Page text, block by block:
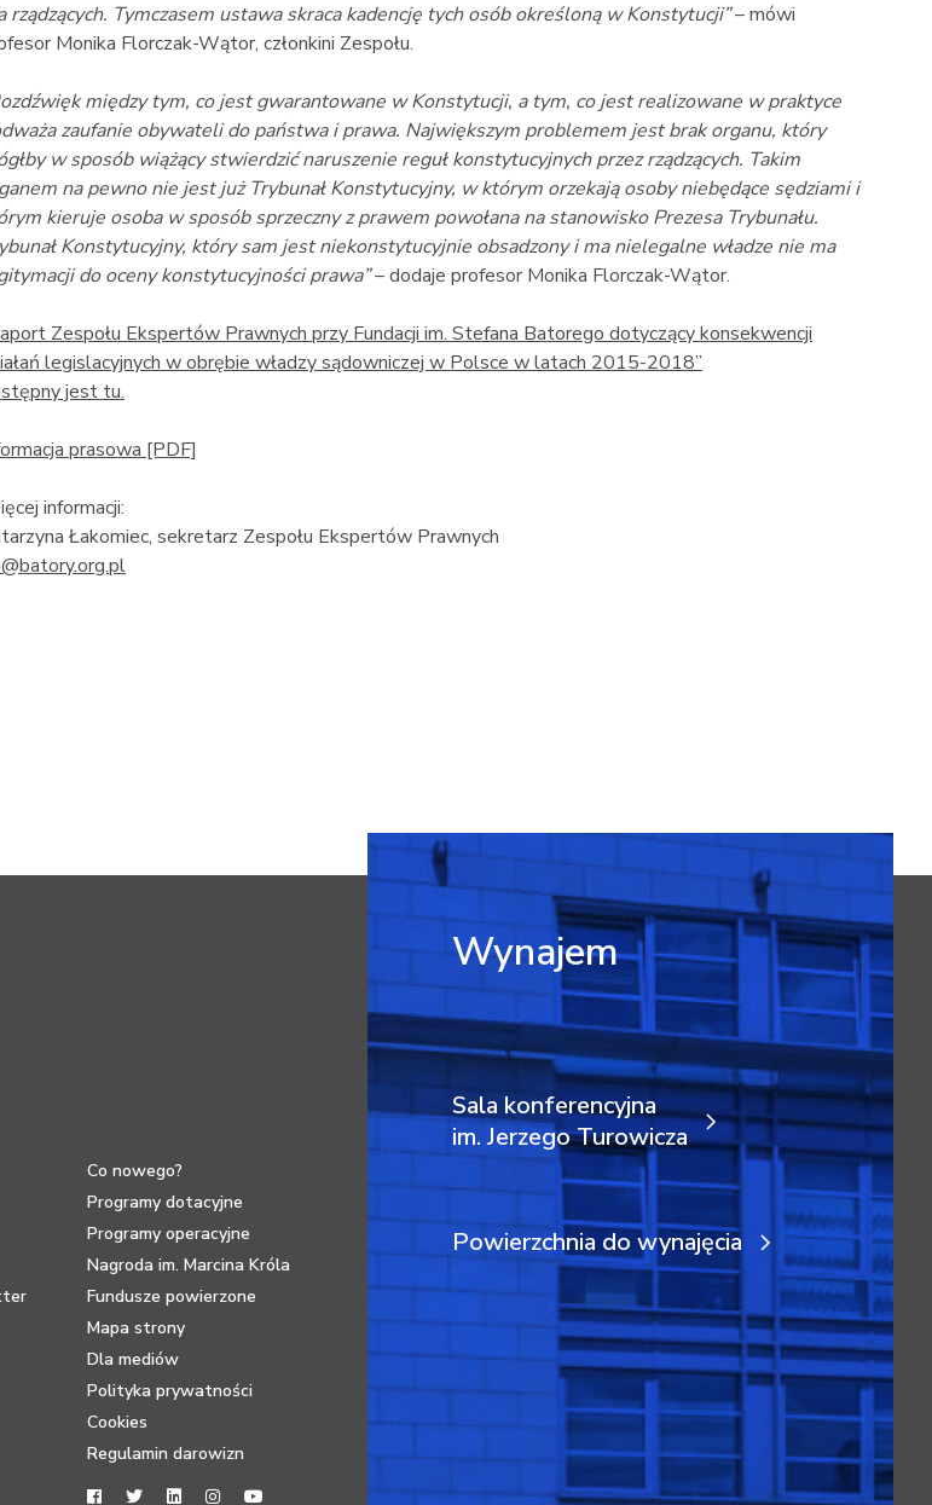
rządzących. Tymczasem ustawa skraca kadencję tych osób określoną w Konstytucji”– mówi
Monika Florczak-Wątor, członkini Zespołu.
między tym, co jest gwarantowane w Konstytucji, a tym, co jest realizowane w praktyce
zaufanie obywateli do państwa i prawa. Największym problemem jest brak organu, który
w sposób wiążący stwierdzić naruszenie reguł konstytucyjnych przez rządzących. Takim
na pewno nie jest już Trybunał Konstytucyjny, w którym orzekają osoby niebędące sędziami i
kieruje osoba w sposób sprzeczny z prawem powołana na stanowisko Prezesa Trybunału.
Konstytucyjny, który sam jest niekonstytucyjnie obsadzony i ma nielegalne władze nie ma
do oceny konstytucyjności prawa”– dodaje profesor Monika Florczak-Wątor.
Zespołu Ekspertów Prawnych przy Fundacji im. Stefana Batorego dotyczący konsekwencji
legislacyjnych w obrębie władzy sądowniczej w Polsce w latach 2015-2018”
jest tu.
prasowa [PDF]
informacji:
Łakomiec, sekretarz Zespołu Ekspertów Prawnych
Co nowego?
Programy dotacyjne
Programy operacyjne
Nagroda im. Marcina Króla
Fundusze powierzone
Mapa strony
Dla mediów
Polityka prywatności
Cookies
Regulamin darowizn
Wynajem
Sala konferencyjna
im. Jerzego Turowicza
Powierzchnia do wynajęcia